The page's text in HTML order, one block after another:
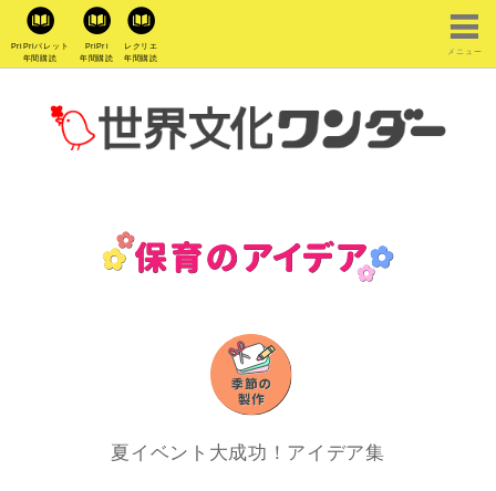
PriPriパレット
年間購読
PriPri
年間購読
レクリエ
年間購読
メニュー
夏イベント大成功！アイデア集